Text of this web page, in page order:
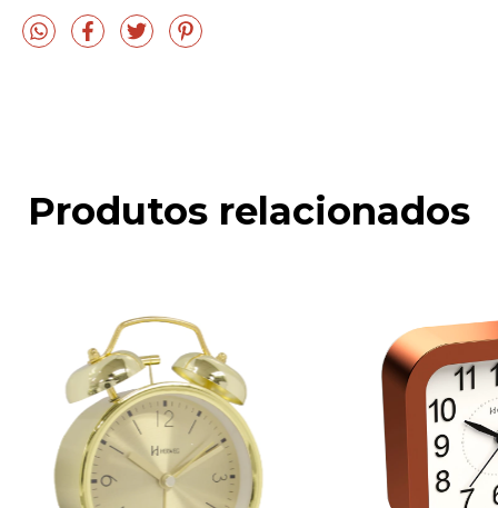
Produtos relacionados